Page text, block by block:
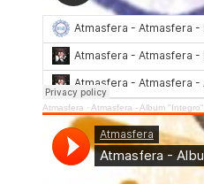
Atmasfera · Atmasfera - Album "Integro"